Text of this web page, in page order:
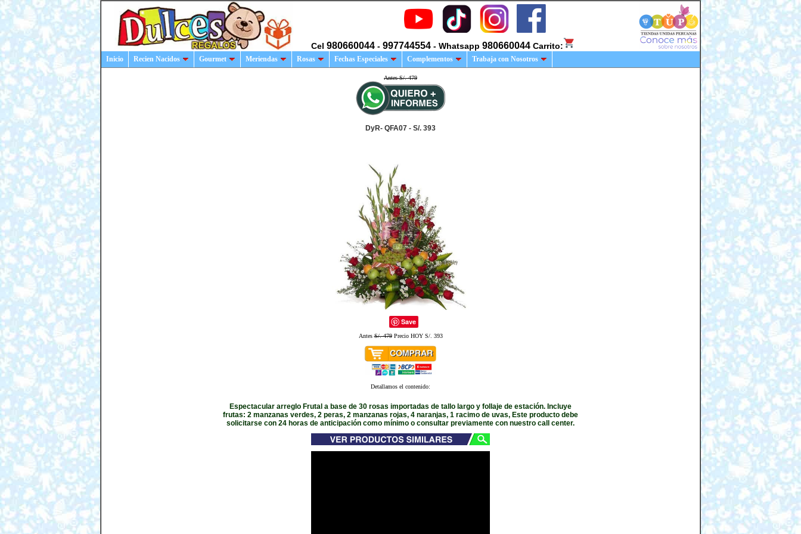
Cel 980660044 - 997744554 - Whatsapp 980660044 Carrito:
Inicio Recien Nacidos Gourmet Meriendas Rosas Fechas Especiales Complementos Trabaja con Nosotros
Antes S/. 479
DyR- QFA07 - S/. 393
Save
AntesS/. 479Precio HOY S/. 393
Detallamos el contenido:
Espectacular arreglo Frutal a base de 30 rosas importadas de tallo largo y follaje de estación. Incluye
frutas: 2 manzanas verdes, 2 peras, 2 manzanas rojas, 4 naranjas, 1 racimo de uvas, Este producto debe
solicitarse con 24 horas de anticipación como mínimo o consultar previamente con nuestro call center.